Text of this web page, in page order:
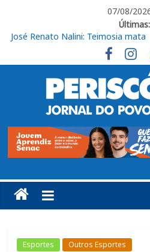
07/08/
Últimas:
Obras de R$ 54 milhões avançam
Em casa, Ituano Sub-20 perde
Ituano quer união para vencer o
Feira + Itu acontece neste final de
José Renato Nalini: Teimosia mata
Esportes Outros Esportes